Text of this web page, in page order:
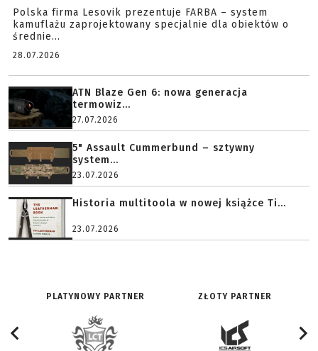
Polska firma Lesovik prezentuje FARBA – system
kamuflażu zaprojektowany specjalnie dla obiektów o
średnie...
28.07.2026
ATN Blaze Gen 6: nowa generacja
termowiz...
27.07.2026
5" Assault Cummerbund – sztywny
system...
23.07.2026
Historia multitoola w nowej książce Ti...
23.07.2026
PLATYNOWY PARTNER ZŁOTY PARTNER